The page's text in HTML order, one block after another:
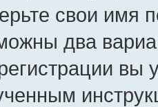
свои имя
два
вы